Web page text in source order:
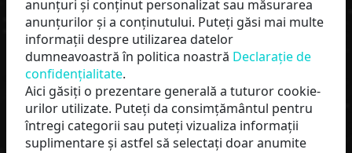
PORNIȚI ACUM
anunțuri și conținut personalizat sau măsurarea
anunțurilor și a conținutului. Puteți găsi mai multe
informații despre utilizarea datelor
dumneavoastră în politica noastră Declarație de
confidențialitate.
Aici găsiți o prezentare generală a tuturor cookie-
urilor utilizate. Puteți da consimțământul pentru
întregi categorii sau puteți vizualiza informații
suplimentare și astfel să selectați doar anumite